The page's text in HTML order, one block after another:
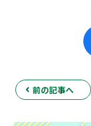
前の記事へ